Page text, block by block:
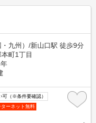
九州）/新山口駅 徒歩9分
町1丁目
可（※条件要確認）
ターネット無料